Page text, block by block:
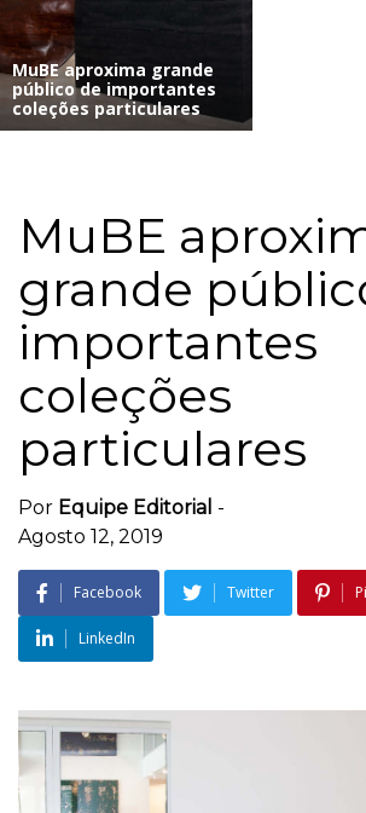
MuBE aproxima grande
público de importantes
coleções particulares
MuBE
grande
importantes
coleções
particulares
Por Equipe Editorial -
Agosto 12, 2019
Facebook Twitter
LinkedIn